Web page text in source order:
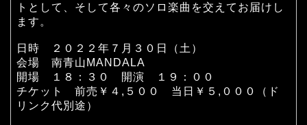
トとして、そして各々のソロ楽曲を交えてお届けし
ます。
日時 ２０２２年７月３０日（土）
会場 南青山MANDALA
開場 １８：３０ 開演 １９：００
チケット 前売￥４,５００ 当日￥５,０００（ド
リンク代別途）